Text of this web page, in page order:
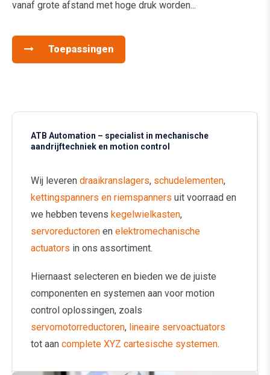
vanaf grote afstand met hoge druk worden...
Toepassingen
ATB Automation – specialist in mechanische
aandrijftechniek en motion control
Wij leveren draaikranslagers, schudelementen,
kettingspanners en riemspanners uit voorraad en
we hebben tevens kegelwielkasten,
servoreductoren en elektromechanische
actuators in ons assortiment.
Hiernaast selecteren en bieden we de juiste
componenten en systemen aan voor motion
control oplossingen, zoals
servomotorreductoren, lineaire servoactuators
tot aan complete XYZ cartesische systemen.